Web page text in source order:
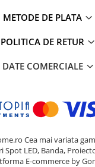
METODE DE PLATA
POLITICA DE RETUR
DATE COMERCIALE
Cea mai variata
Spot LED, Banda,
E-commerce by